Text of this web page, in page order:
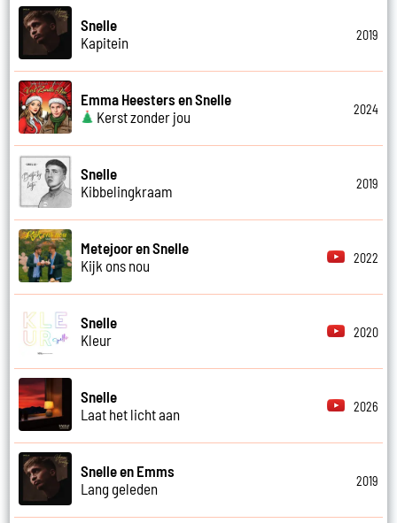
Snelle
Kapitein
2019
Emma Heesters en Snelle
Kerst zonder jou
2024
Snelle
Kibbelingkraam
2019
Metejoor en Snelle
Kijk ons nou
2022
Snelle
Kleur
2020
Snelle
Laat het licht aan
2026
Snelle en Emms
Lang geleden
2019